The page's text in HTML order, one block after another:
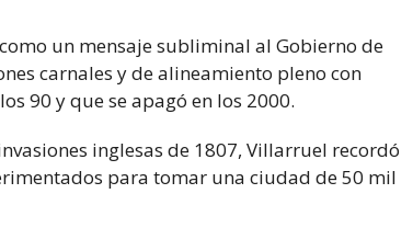
un mensaje subliminal al Gobierno de
carnales y de alineamiento pleno con
90 y que se apagó en los 2000.
inglesas de 1807, Villarruel recordó
para tomar una ciudad de 50 mil